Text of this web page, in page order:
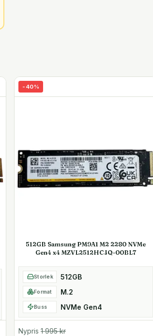
- 40%
512GB Samsung PM9A1 M2 2280 NVMe
Gen4 x4 MZVL2512HCJQ-00BL7
Storlek 512GB
Format M.2
Buss NVMe Gen4
Nypris 1 995kr